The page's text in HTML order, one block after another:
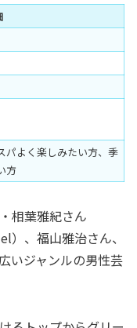
パよく楽しみたい方、季
方
相葉雅紀さん
）、福山雅治さん、
いジャンルの男性芸